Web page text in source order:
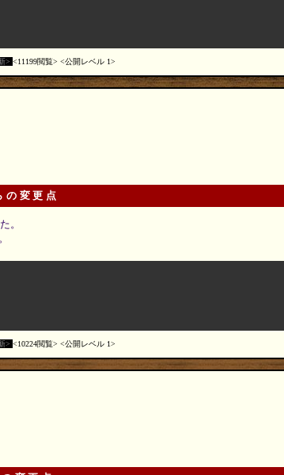
11199閲覧 公開レベル 1
の変更点
。
10224閲覧 公開レベル 1